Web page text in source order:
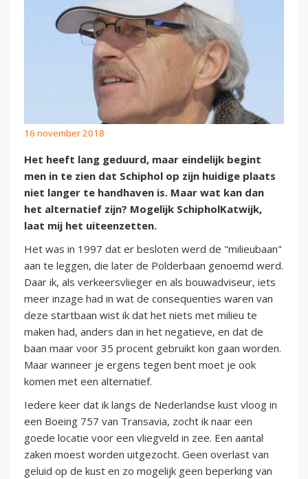
16 november 2018
Het heeft lang geduurd, maar eindelijk begint
men in te zien dat Schiphol op zijn huidige plaats
niet langer te handhaven is. Maar wat kan dan
het alternatief zijn? Mogelijk SchipholKatwijk,
laat mij het uiteenzetten.
Het was in 1997 dat er besloten werd de "milieubaan"
aan te leggen, die later de Polderbaan genoemd werd.
Daar ik, als verkeersvlieger en als bouwadviseur, iets
meer inzage had in wat de consequenties waren van
deze startbaan wist ik dat het niets met milieu te
maken had, anders dan in het negatieve, en dat de
baan maar voor 35 procent gebruikt kon gaan worden.
Maar wanneer je ergens tegen bent moet je ook
komen met een alternatief.
Iedere keer dat ik langs de Nederlandse kust vloog in
een Boeing 757 van Transavia, zocht ik naar een
goede locatie voor een vliegveld in zee. Een aantal
zaken moest worden uitgezocht. Geen overlast van
geluid op de kust en zo mogelijk geen beperking van